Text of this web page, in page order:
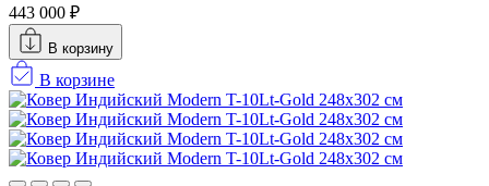
443 000 ₽
В корзину
В корзине